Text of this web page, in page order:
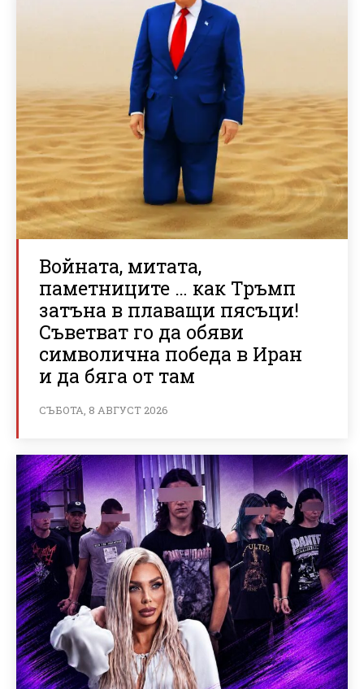
Войната, митата,
паметниците … как Тръмп
затъна в плаващи пясъци!
Съветват го да обяви
символична победа в Иран
и да бяга от там
СЪБОТА, 8 АВГУСТ 2026